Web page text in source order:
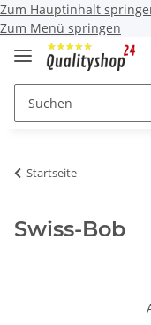
Zum Hauptinhalt
Zum Menü springen
Startseite
Swiss-Bob